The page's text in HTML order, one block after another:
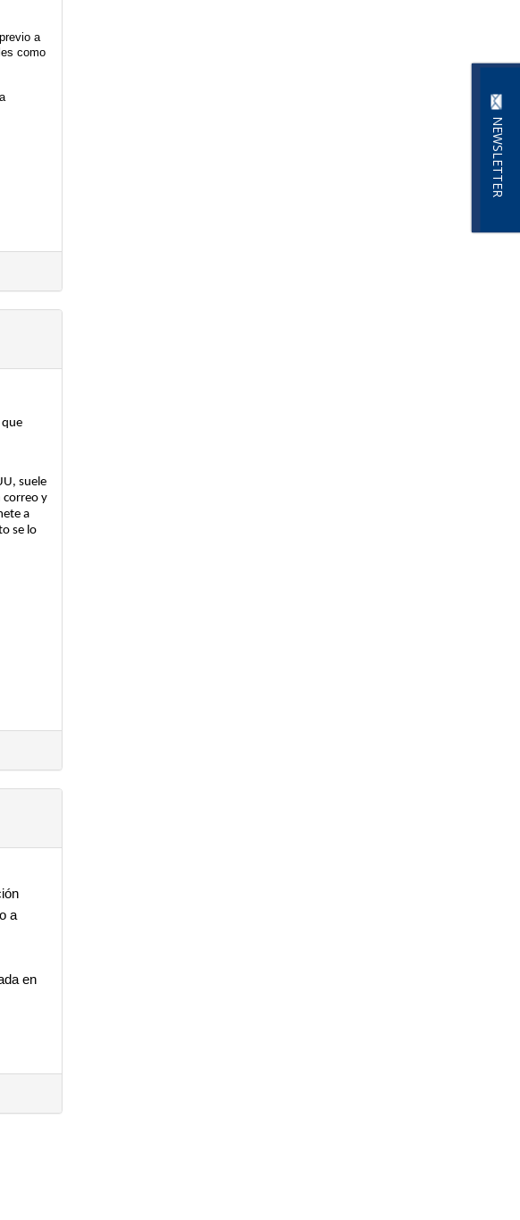
NEWSLETTER
a
como
que
suele
correo y
a
se lo
a
en